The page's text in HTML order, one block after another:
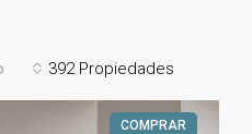
392 Propiedades
COMPRAR